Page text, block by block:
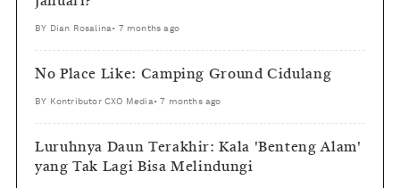
BY Dian Rosalina • 7 months ago
No Place Like: Camping Ground Cidulang
BY Kontributor CXO Media •7 months ago
Luruhnya Daun Terakhir: Kala 'Benteng Alam'
yang Tak Lagi Bisa Melindungi